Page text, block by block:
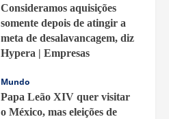
Consideramos aquisições
somente depois de atingir a
meta de desalavancagem, diz
Hypera | Empresas
Mundo
Papa Leão XIV quer visitar
o México, mas eleições de